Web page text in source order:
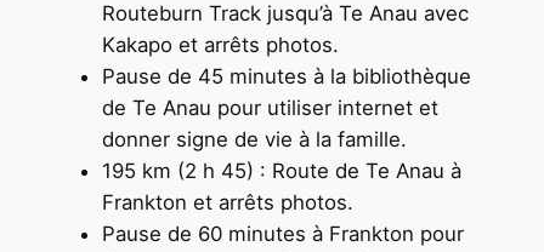
Routeburn Track jusqu’à Te Anau avec
Kakapo et arrêts photos.
Pause de 45 minutes à la bibliothèque
de Te Anau pour utiliser internet et
donner signe de vie à la famille.
195 km (2 h 45) : Route de Te Anau à
Frankton et arrêts photos.
Pause de 60 minutes à Frankton pour